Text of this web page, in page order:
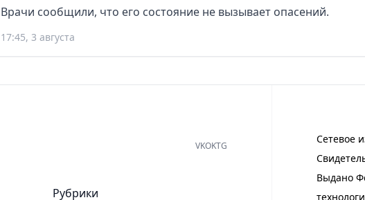
Врачи сообщили, что его состояние не вызывает опасений.
17:45, 3 августа
Сетевое
Выдано
VKOKTG
Рубрики